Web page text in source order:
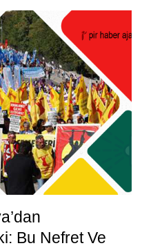
Bu Nefret Ve